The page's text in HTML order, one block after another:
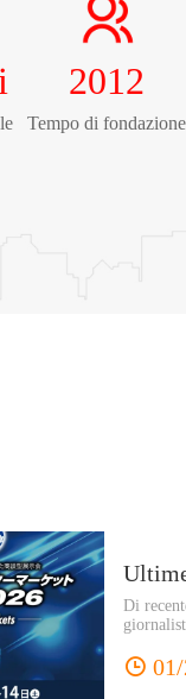
2012
Tempo di fondazione
Di
spruzzo